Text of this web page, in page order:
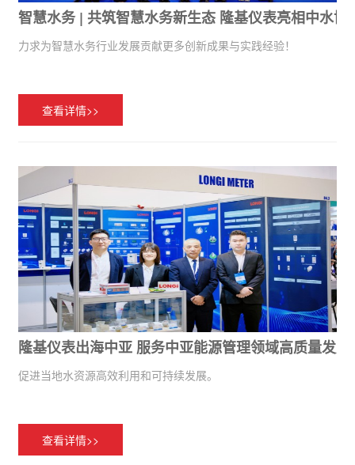
智慧水务 | 共筑智慧水务新生态 隆基仪表亮相中水协
力求为智慧水务行业发展贡献更多创新成果与实践经验！
查看详情>>
隆基仪表出海中亚 服务中亚能源管理领域高质量发展
促进当地水资源高效利用和可持续发展。
查看详情>>